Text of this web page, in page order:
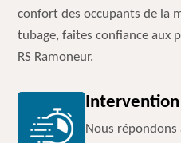
confort des occupants de la
tubage, faites confiance aux
RS Ramoneur.
Intervention
Nous